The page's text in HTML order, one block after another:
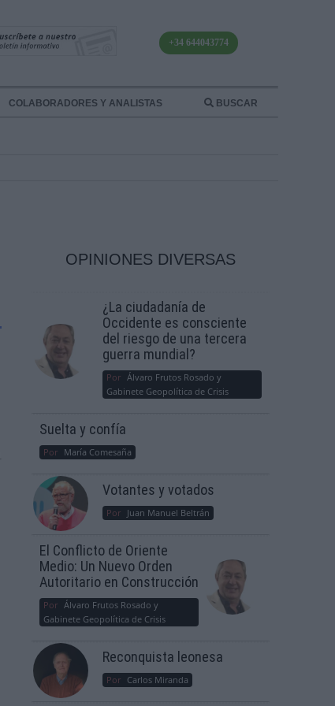
+34 644043774
COLABORADORES Y ANALISTAS BUSCAR
OPINIONES DIVERSAS
¿La ciudadanía de
Occidente es consciente
del riesgo de una tercera
guerra mundial?
Por Álvaro Frutos Rosado y
Gabinete Geopolítica de Crisis
Suelta y confía
Por María Comesaña
Votantes y votados
Por Juan Manuel Beltrán
El Conflicto de Oriente
Medio: Un Nuevo Orden
Autoritario en Construcción
Por Álvaro Frutos Rosado y
Gabinete Geopolítica de Crisis
Reconquista leonesa
Por Carlos Miranda